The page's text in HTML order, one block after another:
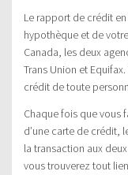
Le rapport de crédit en
hypothèque et de
Canada, les deux
Trans Union et
crédit de toute
Chaque fois que vous
d’une carte de crédit,
la transaction aux
vous trouverez tout